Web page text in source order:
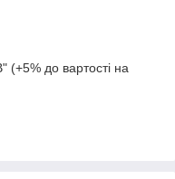
(+5% до вартості на